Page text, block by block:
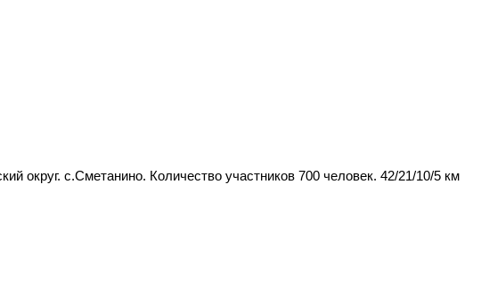
округ. с.Сметанино. Количество участников 700 человек. 42/21/10/5 км